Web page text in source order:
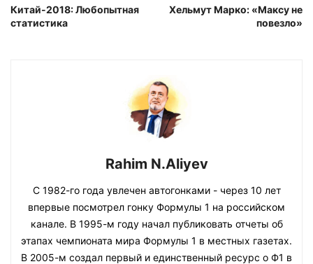
Китай-2018: Любопытная
статистика
Хельмут Марко: «Максу не
повезло»
Rahim N.Aliyev
С 1982-го года увлечен автогонками - через 10 лет
впервые посмотрел гонку Формулы 1 на российском
канале. В 1995-м году начал публиковать отчеты об
этапах чемпионата мира Формулы 1 в местных газетах.
В 2005-м создал первый и единственный ресурс о Ф1 в